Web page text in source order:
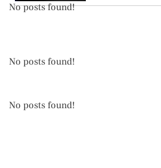
No posts found!
No posts found!
No posts found!